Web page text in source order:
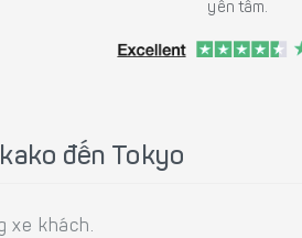
yên tâm.
đến Tokyo
xe khách.